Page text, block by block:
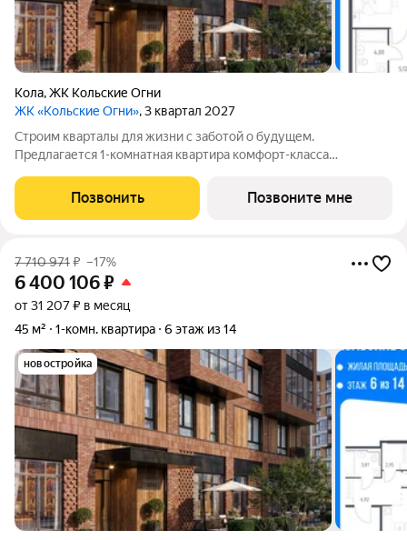
Кола,ЖК Кольские Огни
ЖК «Кольские Огни», 3 квартал 2027
Строим кварталы для жизни с заботой о будущем.
Предлагается 1-комнатная квартира комфорт-класса
10-м этаже, в жилом комплексе "Кольские Огни". Квартиры
сдаются без отделки, а значит, вы легко
Позвонить Позвоните мне
7 710 971₽ –17%
6 400 106₽
от 31 207 ₽ в месяц
45 м²
1-комн. квартира 6 этаж из 14
новостройка